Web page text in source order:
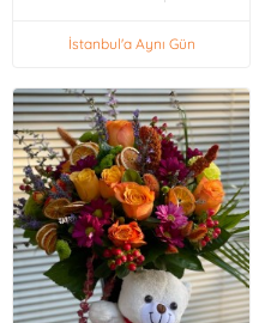
İstanbul'a Aynı Gün